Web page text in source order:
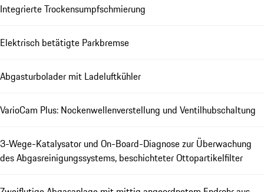
Integrierte Trockensumpfschmierung
Elektrisch betätigte Parkbremse
Abgasturbolader mit Ladeluftkühler
VarioCam Plus: Nockenwellenverstellung und Ventilhubschaltung
3-Wege-Katalysator und On-Board-Diagnose zur Überwachung
des Abgasreinigungssystems, beschichteter Ottopartikelfilter